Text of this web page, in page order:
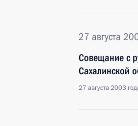
27 августа
Совещание с
Сахалинской
27 августа 2003